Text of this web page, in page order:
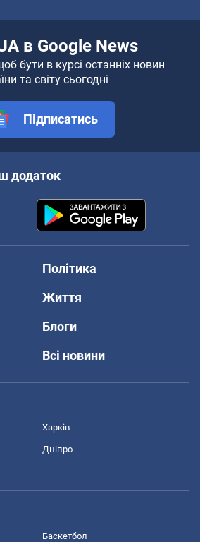
в Google News
бути в курсі останніх новин
та світу сьогодні
Підписатись
додаток
Політика
Життя
Блоги
Всі новини
Харків
Дніпро
Баскетбол